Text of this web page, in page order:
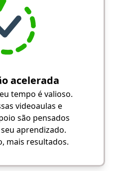
acelerada
tempo é valioso.
videoaulas e
são pensados
aprendizado.
mais resultados.